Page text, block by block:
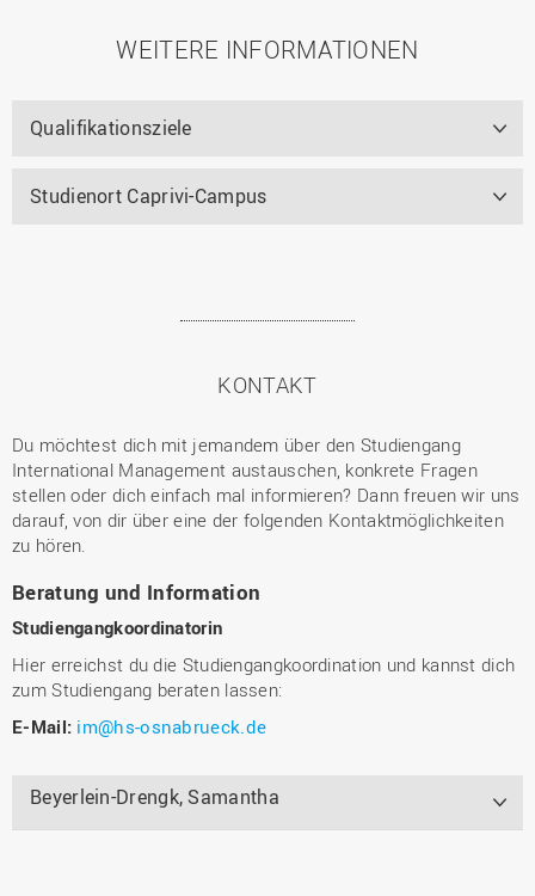
WEITERE INFORMATIONEN
Qualifikationsziele
Studienort Caprivi-Campus
KONTAKT
Du möchtest dich mit jemandem über den Studiengang
International Management austauschen, konkrete Fragen
stellen oder dich einfach mal informieren? Dann freuen wir uns
darauf, von dir über eine der folgenden Kontaktmöglichkeiten
zu hören.
Beratung und Information
Studiengangkoordinatorin
Hier erreichst du die Studiengangkoordination und kannst dich
zum Studiengang beraten lassen:
E-Mail: im@hs-osnabrueck.de
Beyerlein-Drengk, Samantha